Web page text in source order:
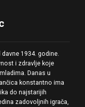
1934. godine.
i zdravlje koje
Danas u
konstantno ima
do najstarijih
zadovoljnih igrača,